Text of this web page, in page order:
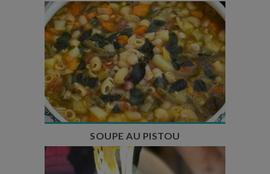
Temps de préparation : 35 min
Temps de cuisson : 1h15
Nombre de couverts : 8
SOUPE AU PISTOU